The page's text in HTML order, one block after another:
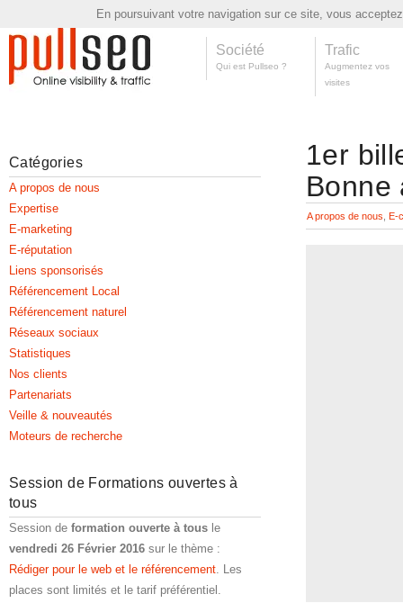
Société
Qui est Pullseo ?
Trafic
Augmentez vos
visites
1er
Bonne
A propos de nous E-
Catégories
A propos de nous
Expertise
E-marketing
E-réputation
Liens sponsorisés
Référencement Local
Référencement naturel
Réseaux sociaux
Statistiques
Nos clients
Partenariats
Veille & nouveautés
Moteurs de recherche
Session de Formations ouvertes à
tous
Session de formation ouverte à tous le
vendredi 26 Février 2016 sur le thème :
Rédiger pour le web et le référencement. Les
places sont limités et le tarif préférentiel.
En poursuivant votre navigation sur ce site, vous